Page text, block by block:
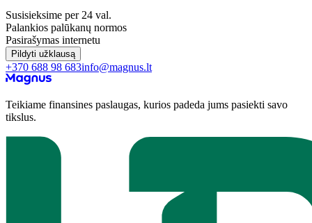
Susisieksime per 24 val.
Palankios palūkanų normos
Pasirašymas internetu
Pildyti užklausą
+370 688 98 683info@magnus.lt
Teikiame finansines paslaugas, kurios padeda jums pasiekti savo
tikslus.